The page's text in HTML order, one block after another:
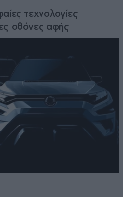
τεχνολογίες
οθόνες αφής